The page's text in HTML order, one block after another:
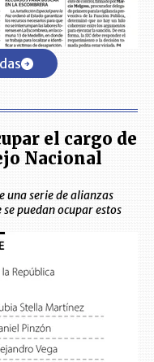
el cargo de
Nacional
una serie de alianzas
puedan ocupar estos